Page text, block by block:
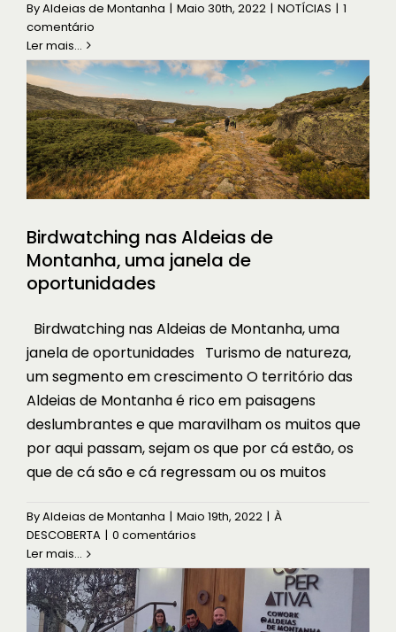
ByAldeias de Montanha | Maio 30th, 2022 | NOTÍCIAS | 1
comentário
Ler mais...
oportunidades
Birdwatching nas Aldeias de
Montanha, uma janela de
oportunidades
Birdwatching nas Aldeias de Montanha, uma
janela de oportunidades Turismo de natureza,
um segmento em crescimento O território das
Aldeias de Montanha é rico em paisagens
deslumbrantes e que maravilham os muitos que
por aqui passam, sejam os que por cá estão, os
que de cá são e cá regressam ou os muitos
ByAldeias de Montanha | Maio 19th, 2022 | À
DESCOBERTA | 0 comentários
Ler mais...
Conversas de cowork: Gonçalo Hall,
em Lapa dos Dinheiros, Videmonte e
Alvoco das Várzeas